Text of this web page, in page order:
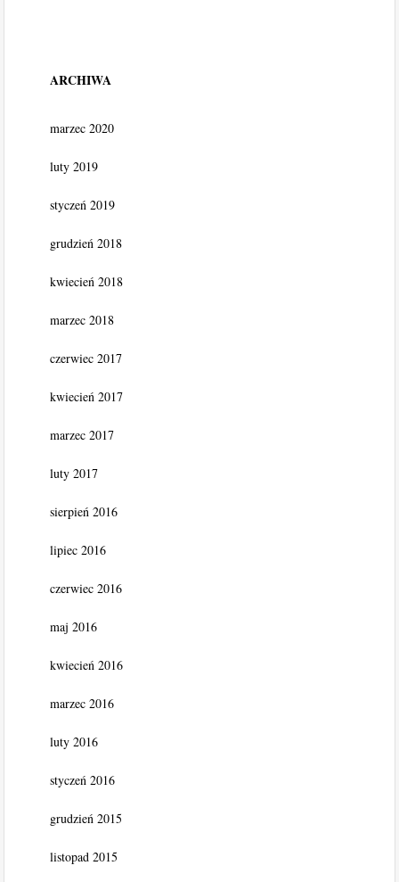
ARCHIWA
marzec 2020
luty 2019
styczeń 2019
grudzień 2018
kwiecień 2018
marzec 2018
czerwiec 2017
kwiecień 2017
marzec 2017
luty 2017
sierpień 2016
lipiec 2016
czerwiec 2016
maj 2016
kwiecień 2016
marzec 2016
luty 2016
styczeń 2016
grudzień 2015
listopad 2015